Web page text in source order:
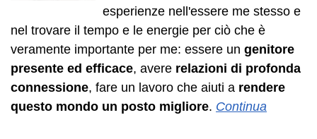
esperienze nell'essere me stesso e
nel trovare il tempo e le energie per ciò che è
veramente importante per me: essere un genitore
presente ed efficace, avere relazioni di profonda
connessione, fare un lavoro che aiuti a rendere
questo mondo un posto migliore. Continua